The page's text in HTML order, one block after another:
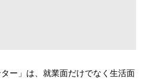
ー」は、就業面だけでなく生活面